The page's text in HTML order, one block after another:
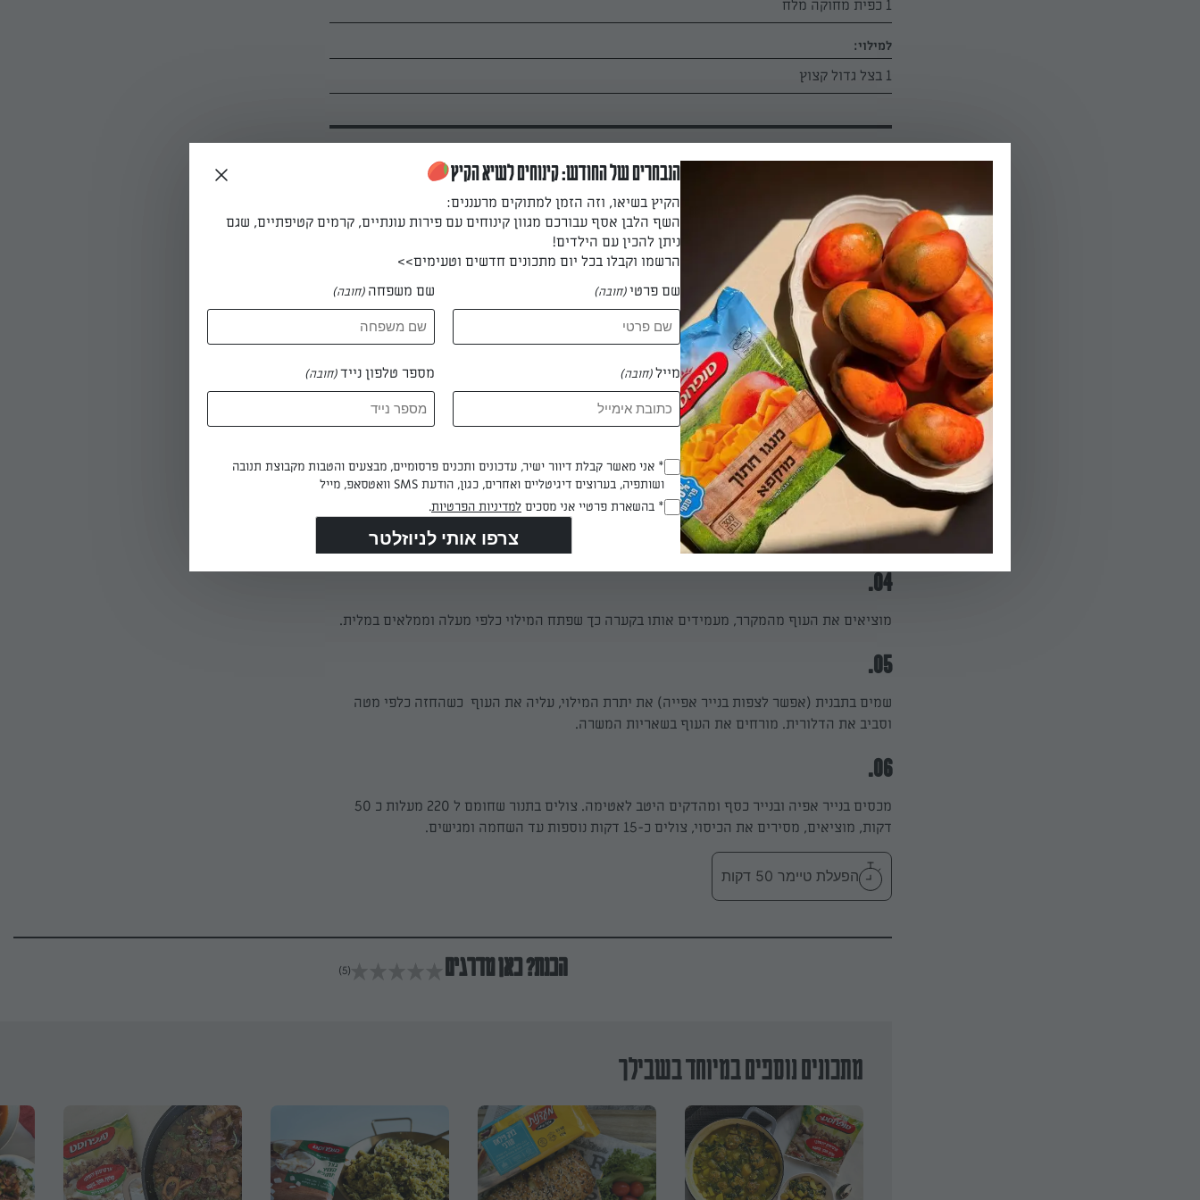
1 כפית מחוקה מלח
למילוי:
1 בצל גדול קצוץ
01.
מערבבים בקערית את מרכיבי המשרה.
02.
מורחים היטב את העוף במשרה. בחלק החזה מפרידים את העור כך שנוצרים כיסים דרכם מורחים
גם את החזה, מתחת לעור, במשרה. מכסים ושומרים במקרר כשעתיים (לפחות שעה ואפשר ללילה)
03.
מכינים את המלית: מטגנים את הבצל עד הזהבה. מצרפים את יתר חומרי המילוי למעט המים
ומטגנים 2 דקות נוספות. מוסיפים מים רותחים, מערבבים ומבשלים עד שהמים נספגים. מסירים
מהאש ומצננים מעט
הפעלת טיימר 2 דקות
04.
מוציאים את העוף מהמקרר, מעמידים אותו בקערה כך שפתח המילוי כלפי מעלה וממלאים במלית.
05.
שמים בתבנית (אפשר לצפות בנייר אפייה) את יתרת המילוי, עליה את העוף כשהחזה כלפי מטה
וסביב את הדלורית. מורחים את העוף בשאריות המשרה.
06.
מכסים בנייר אפיה ובנייר כסף ומהדקים היטב לאטימה. צולים בתנור שחומם ל 220 מעלות כ 50
דקות, מוציאים, מסירים את הכיסוי, צולים כ-15 דקות נוספות עד השחמה ומגישים.
הפעלת טיימר 50 דקות
הכנת? כאן מדרגים (5)
מתכונים נוספים במיוחד בשבילך
הנבחרים של החודש: קינוחים לשיא הקיץ
הקיץ בשיאו, וזה הזמן למתוקים מרעננים:
השף הלבן אסף עבורכם מגוון קינוחים עם פירות עונתיים, קרמים קטיפתיים, שגם
ניתן להכין עם הילדים!
הרשמו וקבלו בכל יום מתכונים חדשים וטעימים>>
שם פרטי(חובה) שם משפחה (חובה)
מייל(חובה) מספר טלפון נייד(חובה)
Opt_In
(חובה)
* אני מאשר קבלת דיוור ישיר, עדכונים ותכנים פרסומיים, מבצעים והטבות מקבוצת תנובה
ושותפיה, בערוצים דיגיטליים ואחרים, כגון, הודעת SMS וואטסאפ, מייל
RegulationsApproved
* בהשארת פרטיי אני מסכים למדיניות הפרטיות.